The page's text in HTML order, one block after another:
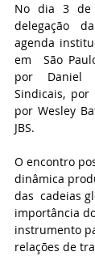
No dia 3 de
delegação
agenda
em  São
por Daniel
Sindicais,
por Wesley
JBS.
O encontro
dinâmica
das  cadeias
importância
instrumento
relações de